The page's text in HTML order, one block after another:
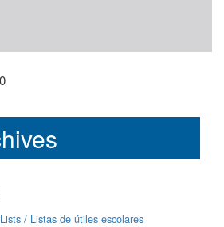
/ Listas de útiles escolares